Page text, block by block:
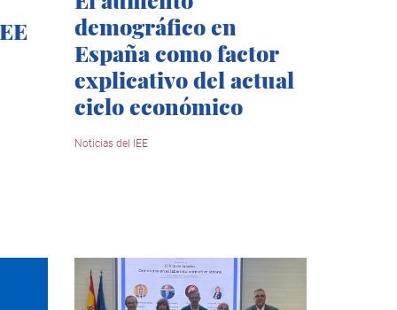
demográfico en
España como factor
explicativo del actual
ciclo económico
Noticias del IEE